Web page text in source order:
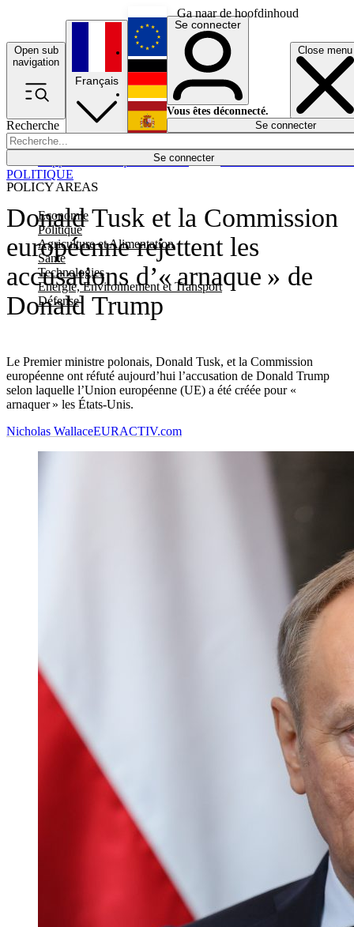
Ga naar de hoofdinhoud
Open sub
navigation
Close menu
Recherche
Se connecter
POLICY AREAS
Economie
Politique
Agriculture et Alimentation
Santé
Technologies
Energie, Environnement et Transport
Défense
Économie
Français
English
Deutsch
Español
Se connecter
Vous êtes déconnecté.
Se connecter
Donald Tusk et la Commission
européenne rejettent les
accusations d’« arnaque » de
Donald Trump
Le Premier ministre polonais, Donald Tusk, et la Commission
européenne ont réfuté aujourd’hui l’accusation de Donald Trump
selon laquelle l’Union européenne (UE) a été créée pour «
arnaquer » les États-Unis.
POLITIQUE
Nicholas WallaceEURACTIV.com